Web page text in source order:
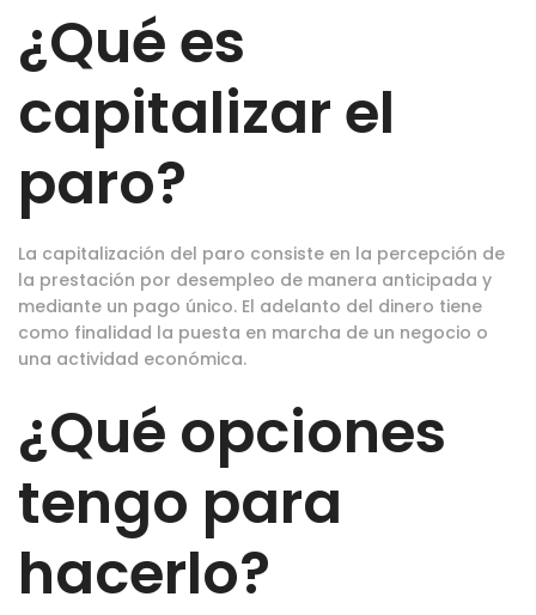
¿Qué es
capitalizar el
paro?
La capitalización del paro consiste en la percepción de
la prestación por desempleo de manera anticipada y
mediante un pago único. El adelanto del dinero tiene
como finalidad la puesta en marcha de un negocio o
una actividad económica.
¿Qué opciones
tengo para
hacerlo?